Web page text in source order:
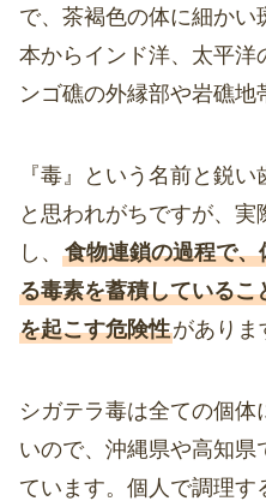
で、茶褐色の体に細かい
本からインド洋、太平洋
ンゴ礁の外縁部や岩礁地
『毒』という名前と鋭
と思われがちですが、
し、 食物連鎖の過程で
る毒素を蓄積しているこ
を起こす危険性がありま
シガテラ毒は全ての個
いので、沖縄県や高知
ています。個人で調理